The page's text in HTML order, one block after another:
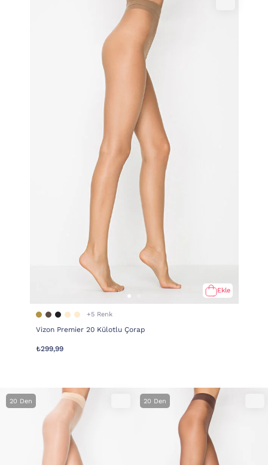
Ekle
+5 Renk
Vizon Premier 20 Külotlu Çorap
₺299,99
20 Den 20 Den